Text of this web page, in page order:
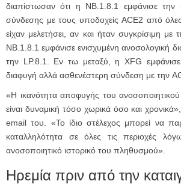
διαπίστωσαν ότι η NB.1.8.1 εμφάνισε την
σύνδεσης με τους υποδοχείς ACE2 από
είχαν μελετήσει, αν και ήταν συγκρίσιμη
NB.1.8.1 εμφάνισε ενισχυμένη ανοσολογική
την LP.8.1. Εν τω μεταξύ, η XFG εμφάνισε
διαφυγή αλλά ασθενέστερη σύνδεση με την
«Η ικανότητα αποφυγής του
είναι δυναμική τόσο χωρικά όσο και
email του. «Το ίδιο στέλεχος μπορεί να
καταλληλότητα σε όλες τις περιοχές
ανοσοποιητικό ιστορικό του πληθυσμού».
Ηρεμία πριν από την